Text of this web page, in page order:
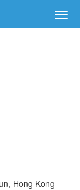
Hong Kong